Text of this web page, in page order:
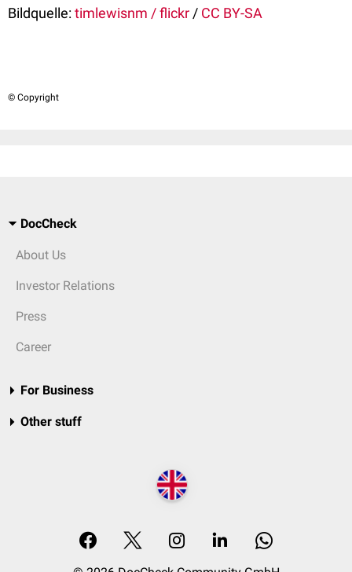
Bildquelle:timlewisnm / flickr / CC BY-SA
© Copyright
DocCheck
About Us
Investor Relations
Press
Career
For Business
Other stuff